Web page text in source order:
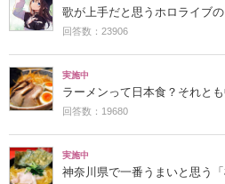
歌が上手だと思うホロライブ
回答数：23906
実施中
ラーメンって日本食？それと
回答数：19680
実施中
神奈川県で一番うまいと思う